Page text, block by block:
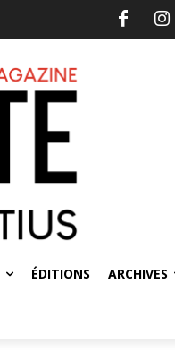
ÉDITIONS ARCHIVES